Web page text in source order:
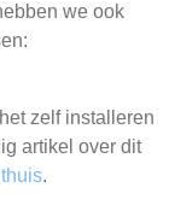
we ook
zelf installeren
artikel over dit
.